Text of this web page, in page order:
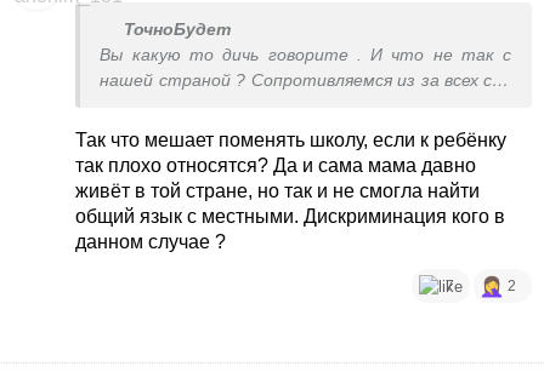
ТочноБудет
Вы какую то дичь говорите . И что не так с
нашей страной ? Сопротивляемся из за всех сил
Ну и кроме того откровенный булинг ребёнка ,
это невероятно кажется . Кстати ребёнок
родился в той стране , а подруга там живет
давно
Так что мешает поменять школу, если к ребёнку
так плохо относятся? Да и сама мама давно
живёт в той стране, но так и не смогла найти
общий язык с местными. Дискриминация кого в
данном случае ?
7 2